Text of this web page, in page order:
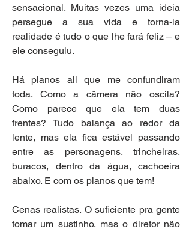
sensacional. Muitas vezes uma ideia
persegue a sua vida e torna-la
realidade é tudo o que lhe fará feliz – e
ele conseguiu.
Há planos ali que me confundiram
toda. Como a câmera não oscila?
Como parece que ela tem duas
frentes? Tudo balança ao redor da
lente, mas ela fica estável passando
entre as personagens, trincheiras,
buracos, dentro da água, cachoeira
abaixo. E com os planos que tem!
Cenas realistas. O suficiente pra gente
tomar um sustinho, mas o diretor não